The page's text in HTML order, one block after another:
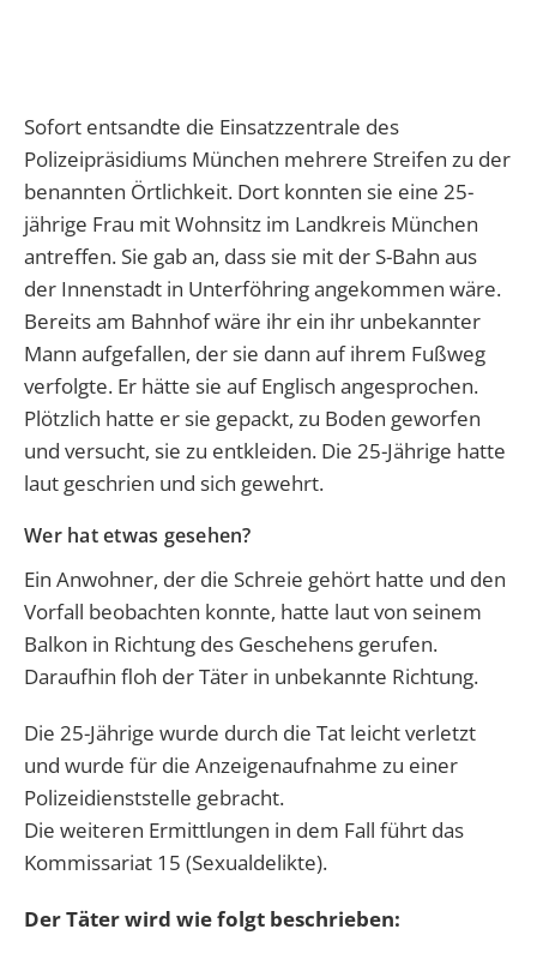
Sofort entsandte die Einsatzzentrale des
Polizeipräsidiums München mehrere Streifen zu der
benannten Örtlichkeit. Dort konnten sie eine 25-
jährige Frau mit Wohnsitz im Landkreis München
antreffen. Sie gab an, dass sie mit der S-Bahn aus
der Innenstadt in Unterföhring angekommen wäre.
Bereits am Bahnhof wäre ihr ein ihr unbekannter
Mann aufgefallen, der sie dann auf ihrem Fußweg
verfolgte. Er hätte sie auf Englisch angesprochen.
Plötzlich hatte er sie gepackt, zu Boden geworfen
und versucht, sie zu entkleiden. Die 25-Jährige hatte
laut geschrien und sich gewehrt.
Wer hat etwas gesehen?
Ein Anwohner, der die Schreie gehört hatte und den
Vorfall beobachten konnte, hatte laut von seinem
Balkon in Richtung des Geschehens gerufen.
Daraufhin floh der Täter in unbekannte Richtung.
Die 25-Jährige wurde durch die Tat leicht verletzt
und wurde für die Anzeigenaufnahme zu einer
Polizeidienststelle gebracht.
Die weiteren Ermittlungen in dem Fall führt das
Kommissariat 15 (Sexualdelikte).
Der Täter wird wie folgt beschrieben: